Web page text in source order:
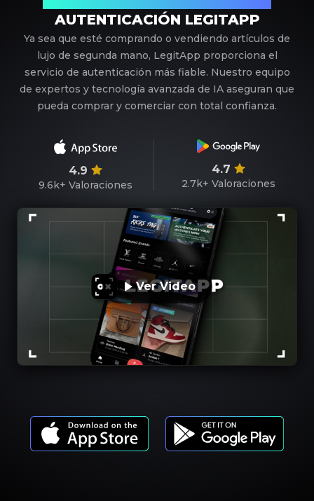
AUTENTICACIÓN LEGITAPP
Ya sea que esté comprando o vendiendo artículos de
lujo de segunda mano, LegitApp proporciona el
servicio de autenticación más fiable. Nuestro equipo
de expertos y tecnología avanzada de IA aseguran que
pueda comprar y comerciar con total confianza.
4.9
9.6k+ Valoraciones
4.7
2.7k+ Valoraciones
Ver Video